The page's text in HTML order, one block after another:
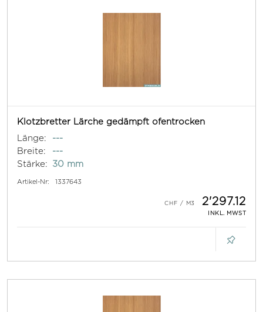
Klotzbretter Lärche gedämpft ofentrocken
Länge:
---
Breite:
---
Stärke:
30 mm
Artikel-Nr: 1337643
2'297.12
INKL. MWST